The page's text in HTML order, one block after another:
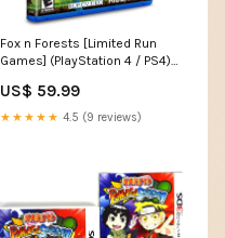
Fox n Forests [Limited Run
Games] (PlayStation 4 / PS4)
US$ 59.99
★★★★★ 4.5 (9 reviews)